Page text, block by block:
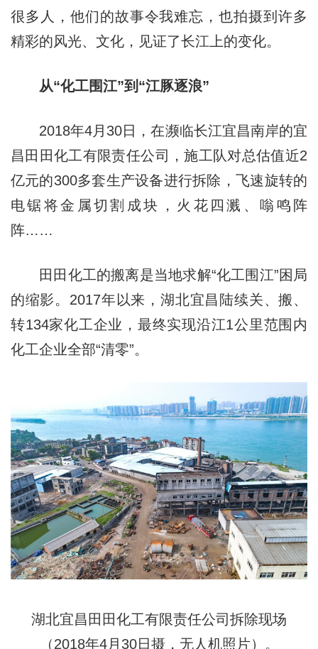
很多人，他们的故事令我难忘，也拍摄到许多
精彩的风光、文化，见证了长江上的变化。
从“化工围江”到“江豚逐浪”
2018年4月30日，在濒临长江宜昌南岸的宜
昌田田化工有限责任公司，施工队对总估值近2
亿元的300多套生产设备进行拆除，飞速旋转的
电锯将金属切割成块，火花四溅、嗡鸣阵
阵……
田田化工的搬离是当地求解“化工围江”困局
的缩影。2017年以来，湖北宜昌陆续关、搬、
转134家化工企业，最终实现沿江1公里范围内
化工企业全部“清零”。
湖北宜昌田田化工有限责任公司拆除现场
（2018年4月30日摄，无人机照片）。